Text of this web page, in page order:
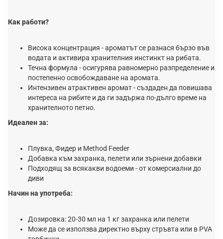
Как работи?
Висока концентрация - ароматът се разнася бързо във
водата и активира хранителния инстинкт на рибата.
Течна формула - осигурява равномерно разпределение и
постепенно освобождаване на аромата.
Интензивен атрактивен аромат - създаден да повишава
интереса на рибите и да ги задържа по-дълго време на
хранителното петно.
Идеален за:
Плувка, Фидер и Method Feeder
Добавка към захранка, пелети или зърнени добавки
Подходящ за всякакви водоеми - от комерсиални до
диви
Начин на употреба:
Дозировка: 20-30 мл на 1 кг захранка или пелети
Може да се използва директно върху стръвта или в PVA